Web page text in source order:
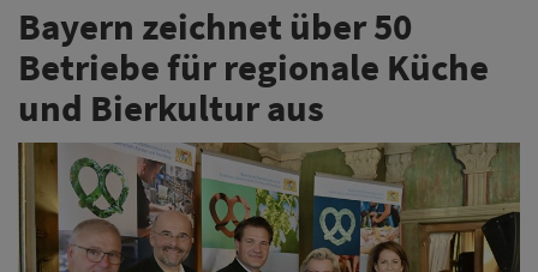
Bayern zeichnet über 50
Betriebe für regionale Küche
und Bierkultur aus